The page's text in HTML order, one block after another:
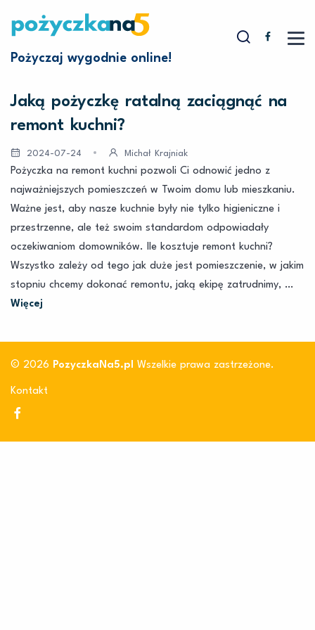
Pożyczaj wygodnie online!
Jaką pożyczkę ratalną zaciągnąć na
remont kuchni?
2024-07-24 Michał Krajniak
Pożyczka na remont kuchni pozwoli Ci odnowić jedno z
najważniejszych pomieszczeń w Twoim domu lub mieszkaniu.
Ważne jest, aby nasze kuchnie były nie tylko higieniczne i
przestrzenne, ale też swoim standardom odpowiadały
oczekiwaniom domowników. Ile kosztuje remont kuchni?
Wszystko zależy od tego jak duże jest pomieszczenie, w jakim
stopniu chcemy dokonać remontu, jaką ekipę zatrudnimy, …
Więcej
© 2026 PozyczkaNa5.pl Wszelkie prawa zastrzeżone.
Kontakt